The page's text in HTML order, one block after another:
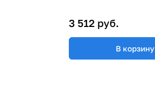
3 512 руб.
В корзину